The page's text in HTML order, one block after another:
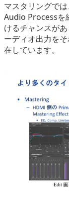
マスタリングで
Audio Processを
けるチャンスが
ーディオ出力を
在しています。